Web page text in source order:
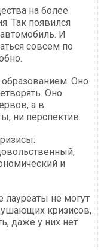
на более
Так появился
И
совсем по
Оно
Оно
а в
ни перспектив.
и
не могут
кризисов,
даже у них нет